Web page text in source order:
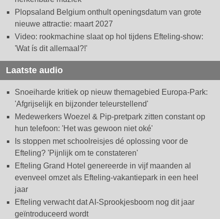
Plopsaland Belgium onthult openingsdatum van grote
nieuwe attractie: maart 2027
Video: rookmachine slaat op hol tijdens Efteling-show:
'Wat ís dit allemaal?!'
Laatste audio
Snoeiharde kritiek op nieuw themagebied Europa-Park:
'Afgrijselijk en bijzonder teleurstellend'
Medewerkers Woezel & Pip-pretpark zitten constant op
hun telefoon: 'Het was gewoon niet oké'
Is stoppen met schoolreisjes dé oplossing voor de
Efteling? 'Pijnlijk om te constateren'
Efteling Grand Hotel genereerde in vijf maanden al
evenveel omzet als Efteling-vakantiepark in een heel
jaar
Efteling verwacht dat AI-Sprookjesboom nog dit jaar
geïntroduceerd wordt